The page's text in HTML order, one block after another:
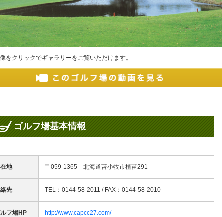
をクリックでギャラリーをご覧いただけます。
ゴルフ場基本情報
地 〒059-1365 北海道苫小牧市植苗291
先 TEL：0144-58-2011 / FAX：0144-58-2010
フ場HP http://www.capcc27.com/